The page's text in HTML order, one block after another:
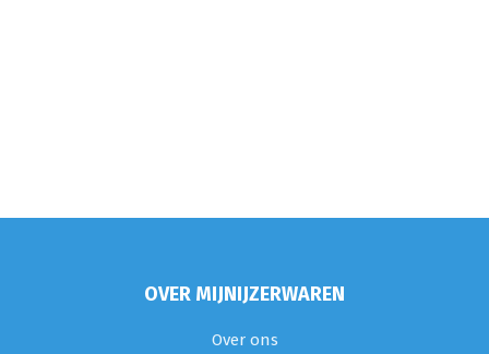
OVER MIJNIJZERWAREN
Over ons